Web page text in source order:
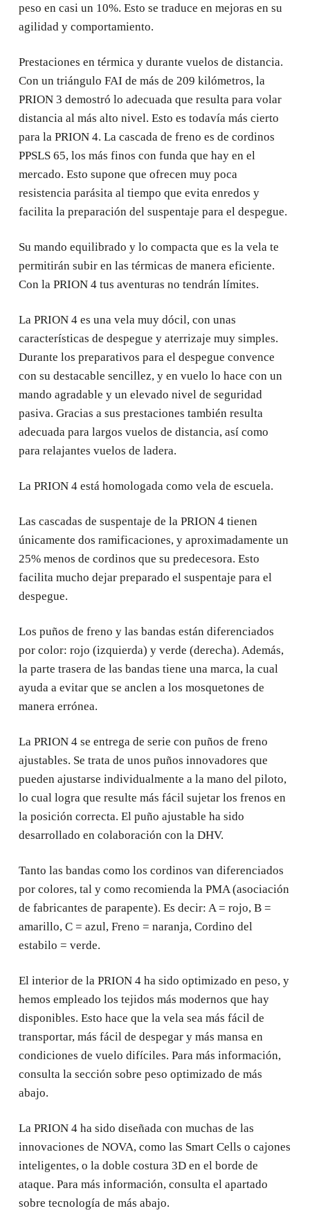
peso en casi un 10%. Esto se traduce en mejoras en su
agilidad y comportamiento.
Prestaciones en térmica y durante vuelos de distancia.
Con un triángulo FAI de más de 209 kilómetros, la
PRION 3 demostró lo adecuada que resulta para volar
distancia al más alto nivel. Esto es todavía más cierto
para la PRION 4. La cascada de freno es de cordinos
PPSLS 65, los más finos con funda que hay en el
mercado. Esto supone que ofrecen muy poca
resistencia parásita al tiempo que evita enredos y
facilita la preparación del suspentaje para el despegue.
Su mando equilibrado y lo compacta que es la vela te
permitirán subir en las térmicas de manera eficiente.
Con la PRION 4 tus aventuras no tendrán límites.
La PRION 4 es una vela muy dócil, con unas
características de despegue y aterrizaje muy simples.
Durante los preparativos para el despegue convence
con su destacable sencillez, y en vuelo lo hace con un
mando agradable y un elevado nivel de seguridad
pasiva. Gracias a sus prestaciones también resulta
adecuada para largos vuelos de distancia, así como
para relajantes vuelos de ladera.
La PRION 4 está homologada como vela de escuela.
Las cascadas de suspentaje de la PRION 4 tienen
únicamente dos ramificaciones, y aproximadamente un
25% menos de cordinos que su predecesora. Esto
facilita mucho dejar preparado el suspentaje para el
despegue.
Los puños de freno y las bandas están diferenciados
por color: rojo (izquierda) y verde (derecha). Además,
la parte trasera de las bandas tiene una marca, la cual
ayuda a evitar que se anclen a los mosquetones de
manera errónea.
La PRION 4 se entrega de serie con puños de freno
ajustables. Se trata de unos puños innovadores que
pueden ajustarse individualmente a la mano del piloto,
lo cual logra que resulte más fácil sujetar los frenos en
la posición correcta. El puño ajustable ha sido
desarrollado en colaboración con la DHV.
Tanto las bandas como los cordinos van diferenciados
por colores, tal y como recomienda la PMA (asociación
de fabricantes de parapente). Es decir: A = rojo, B =
amarillo, C = azul, Freno = naranja, Cordino del
estabilo = verde.
El interior de la PRION 4 ha sido optimizado en peso, y
hemos empleado los tejidos más modernos que hay
disponibles. Esto hace que la vela sea más fácil de
transportar, más fácil de despegar y más mansa en
condiciones de vuelo difíciles. Para más información,
consulta la sección sobre peso optimizado de más
abajo.
La PRION 4 ha sido diseñada con muchas de las
innovaciones de NOVA, como las Smart Cells o cajones
inteligentes, o la doble costura 3D en el borde de
ataque. Para más información, consulta el apartado
sobre tecnología de más abajo.